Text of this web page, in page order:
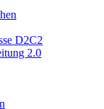
D2C2
2.0